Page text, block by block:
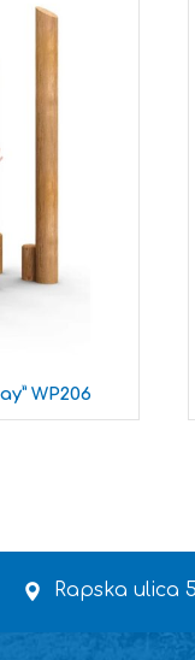
WP206
Rapska ulica